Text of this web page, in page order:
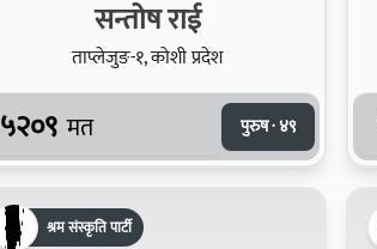
सन्तोष राई
ताप्लेजुङ-१, कोशी प्रदेश
५२०९ मत पुरुष · ४९
श्रम संस्कृति पार्टी